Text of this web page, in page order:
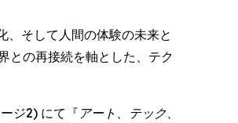
、そして人間の体験の未来と
との再接続を軸とした、テク
ジ2) にて『 アート、テック、